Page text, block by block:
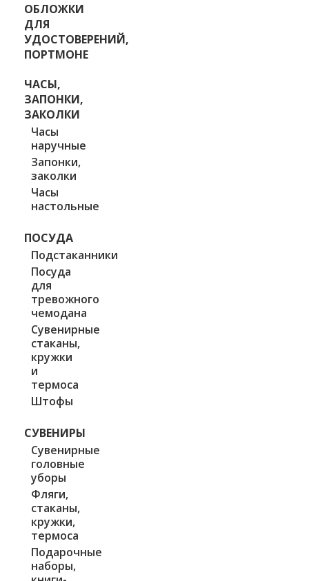
ОБЛОЖКИ
ДЛЯ
УДОСТОВЕРЕНИЙ,
ПОРТМОНЕ
ЧАСЫ,
ЗАПОНКИ,
ЗАКОЛКИ
Часы
наручные
Запонки,
заколки
Часы
настольные
ПОСУДА
Подстаканники
Посуда
для
тревожного
чемодана
Сувенирные
стаканы,
кружки
и
термоса
Штофы
СУВЕНИРЫ
Сувенирные
головные
уборы
Фляги,
стаканы,
кружки,
термоса
Подарочные
наборы,